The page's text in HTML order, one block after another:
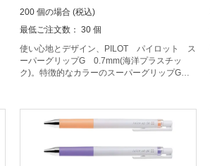
200 個の場合 (税込)
最低ご注文数： 30 個
使い心地とデザイン、PILOT パイロット ス
ーパーグリップG 0.7mm(海洋プラスチッ
ク)。特徴的なカラーのスーパーグリップGは
手にフィットするラバー素材のグリップはペ
ン先近くまであるので、持ち方や持つ位置に
かかわらず握りやすくなっています。